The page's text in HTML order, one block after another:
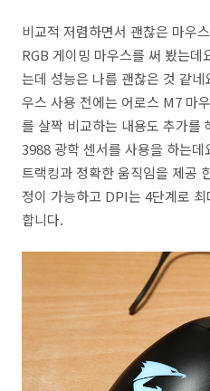
비교적 저렴하면서 괜찮은 마우
RGB 게이밍 마우스를 써 봤는
는데 성능은 나름 괜찮은 것 같
우스 사용 전에는 어로스 M7 마
를 살짝 비교하는 내용도 추가
3988 광학 센서를 사용을 하는
트랙킹과 정확한 움직임을 제공
정이 가능하고 DPI는 4단계로
합니다.